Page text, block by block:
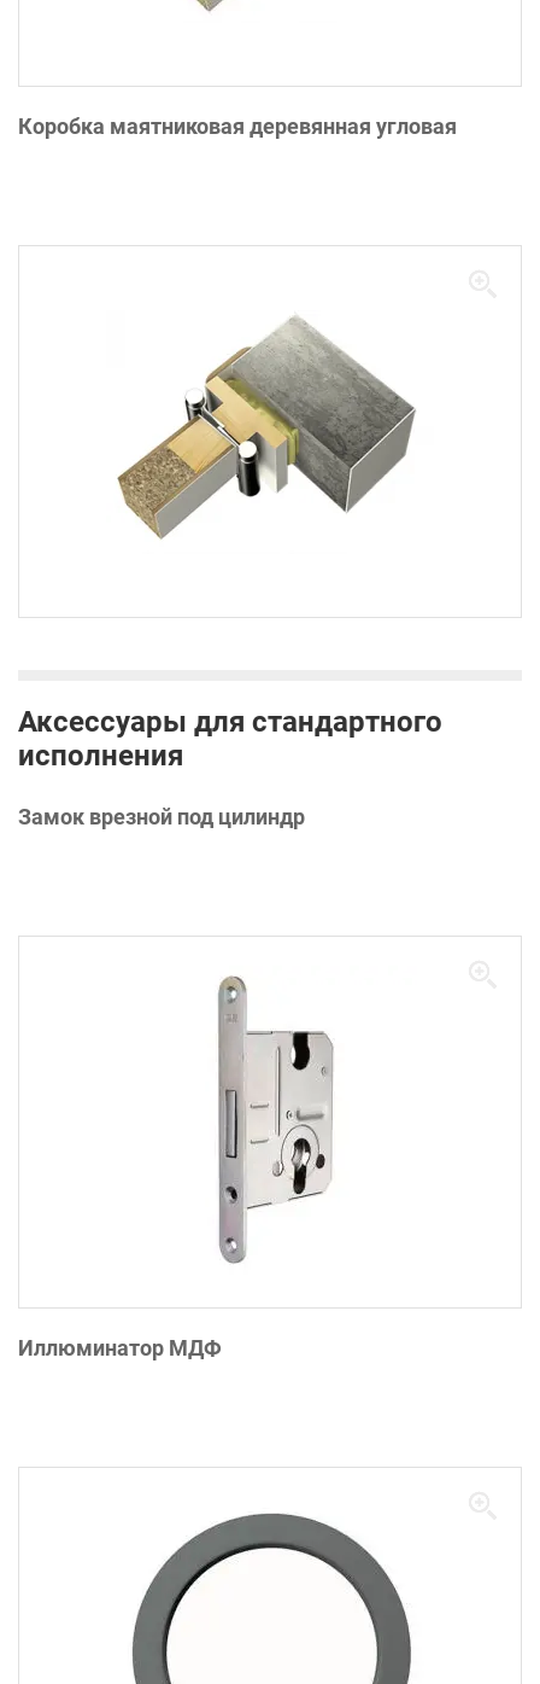
Коробка маятниковая деревянная угловая
Аксессуары для стандартного
исполнения
Замок врезной под цилиндр
Иллюминатор МДФ